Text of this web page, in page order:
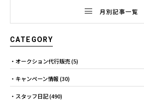
月別記事一覧
CATEGORY
オークション代行販売(5)
キャンペーン情報(30)
スタッフ日記(490)